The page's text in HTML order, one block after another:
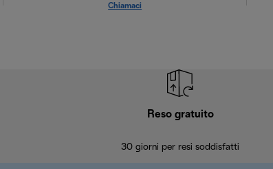
Chiamaci
Reso gratuito
30 giorni per resi soddisfatti